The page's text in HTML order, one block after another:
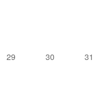
29 30 31